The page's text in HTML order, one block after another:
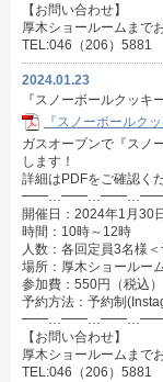
【お問い合わせ】
厚木ショールームまで
TEL:046（206）5881
2024.01.23
『スノーボールクッキ
『スノーボールク
ガスオーブンで『スノ
します！
詳細はPDFをご確認く
開催日：2024年1月30
時間：10時～12時
人数：各回定員3名様＜
場所：厚木ショールー
参加費：550円（税込）
予約方法：予約制
【お問い合わせ】
厚木ショールームまで
TEL:046（206）5881